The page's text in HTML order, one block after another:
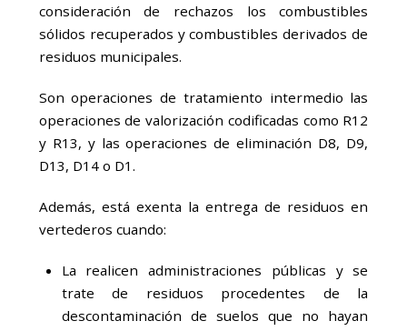
consideración de rechazos los combustibles
sólidos recuperados y combustibles derivados de
residuos municipales.
Son operaciones de tratamiento intermedio las
operaciones de valorización codificadas como R12
y R13, y las operaciones de eliminación D8, D9,
D13, D14 o D1.
Además, está exenta la entrega de residuos en
vertederos cuando:
La realicen administraciones públicas y se
trate de residuos procedentes de la
descontaminación de suelos que no hayan